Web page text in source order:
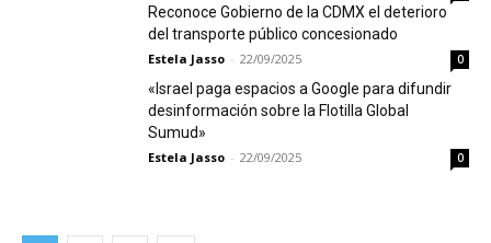
Reconoce Gobierno de la CDMX el deterioro
del transporte público concesionado
Estela Jasso - 22/09/2025 0
«Israel paga espacios a Google para difundir
desinformación sobre la Flotilla Global
Sumud»
Estela Jasso - 22/09/2025 0